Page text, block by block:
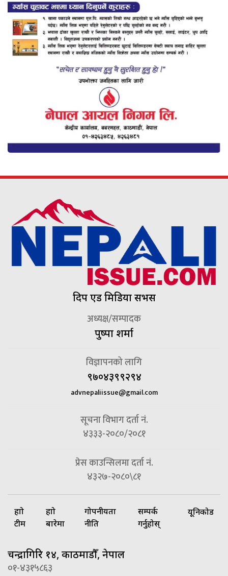
दिप एड मिडिया सर्भिस
अध्यक्ष/सम्पादक
पुष्पा शर्मा
विज्ञापनको लागि
९७०४३९९२९४
advnepaliissue@gmail.com
सूचना विभाग दर्ता नं.
४३३३-२०८०/२०८१
प्रेस काउन्सिलमा दर्ता नं.
४३२७-२०८०\८१
हाम्रो
टीम
हाम्रो
बारेमा
गोपनीयता
नीति
सम्पर्क
गर्नुहोस्
यूनिकोड
चन्द्रागिरि १४, काठमाडौँ, नेपाल
०१-४३१५८६३